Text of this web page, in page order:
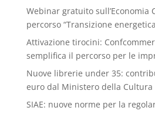
Webinar gratuito sull’Economia
percorso “Transizione
Attivazione tirocini:
semplifica il percorso per le
Nuove librerie under 35:
euro dal Ministero della Cultura
SIAE: nuove norme per la